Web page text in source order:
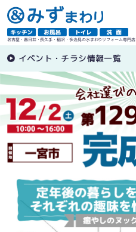
名古屋・春日井・長久手・稲沢・多治見の水まわりリフォーム専門店
イベント・チラシ情報一覧